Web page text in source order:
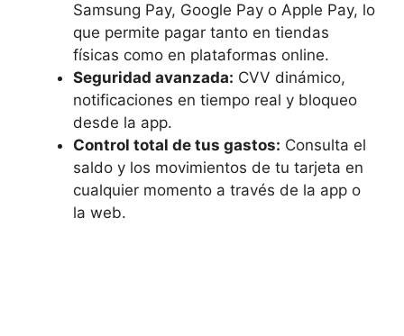
Samsung Pay, Google Pay o Apple Pay, lo
que permite pagar tanto en tiendas
físicas como en plataformas online.
Seguridad avanzada: CVV dinámico,
notificaciones en tiempo real y bloqueo
desde la app.
Control total de tus gastos: Consulta el
saldo y los movimientos de tu tarjeta en
cualquier momento a través de la app o
la web.